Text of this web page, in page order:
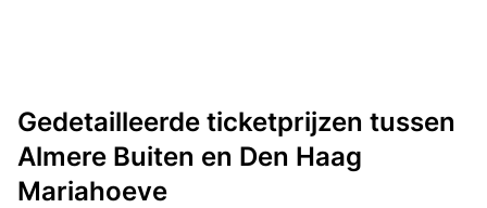
Gedetailleerde ticketprijzen tussen
Almere Buiten en Den Haag
Mariahoeve